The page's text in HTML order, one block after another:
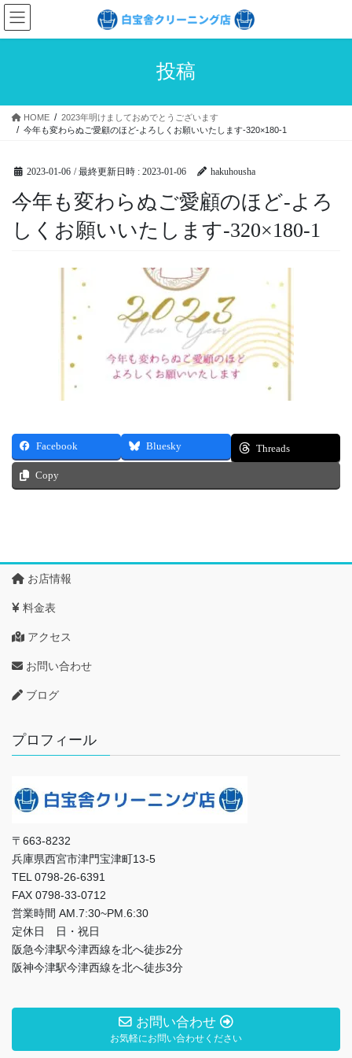
コ
ン
テ
ス
ナ
ビ
ゲ
ン
投稿
HOME
2023年明けましておめでとうございます
今年も変わらぬご愛顧のほど-よろしくお願いいたします-320×180-1
2023-01-06 / 最終更新日時 : 2023-01-06 hakuhousha
今年も変わらぬご愛顧のほど-よろ
しくお願いいたします-320×180-1
Facebook Bluesky Threads
Copy
お店情報
料金表
アクセス
お問い合わせ
ブログ
プロフィール
〒663-8232
兵庫県西宮市津門宝津町13-5
TEL 0798-26-6391
FAX 0798-33-0712
営業時間 AM.7:30~PM.6:30
定休日 日・祝日
阪急今津駅今津西線を北へ徒歩2分
阪神今津駅今津西線を北へ徒歩3分
お問い合わせ
お気軽にお問い合わせください